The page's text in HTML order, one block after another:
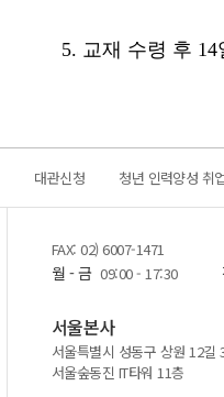
5. 교재 수령 후
대관신청 청년 인력양성 취
FAX: 02) 6007-1471
월 - 금 09:00 - 17:30
서울본사
서울특별시 성동구 상원 12길
서울숲동진 IT타워 11층